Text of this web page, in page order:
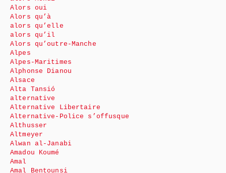
Alors oui
Alors qu’à
alors qu’elle
alors qu’il
Alors qu’outre-Manche
Alpes
Alpes-Maritimes
Alphonse Dianou
Alsace
Alta Tansió
alternative
Alternative Libertaire
Alternative-Police s’offusque
Althusser
Altmeyer
Alwan al-Janabi
Amadou Koumé
Amal
Amal Bentounsi